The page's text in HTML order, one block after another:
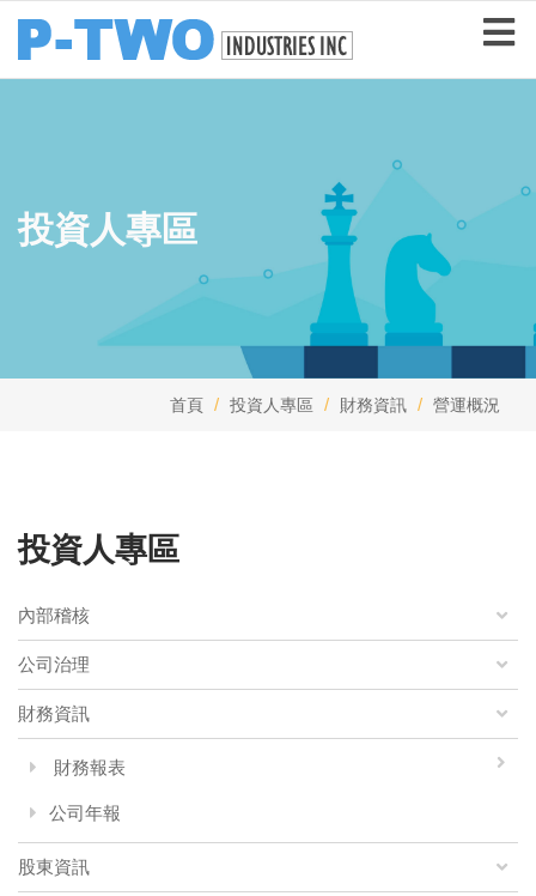
投資人專區
首頁 投資人專區 財務資訊 營運概況
投資人專區
內部稽核
公司治理
財務資訊
財務報表
公司年報
股東資訊